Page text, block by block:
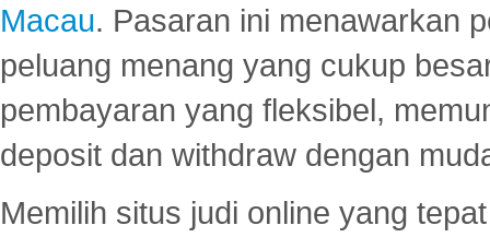
Macau. Pasaran ini menawarkan
peluang menang yang cukup
pembayaran yang fleksibel,
deposit dan withdraw dengan
Memilih situs judi online yang